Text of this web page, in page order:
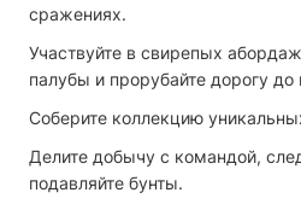
сражениях.
Участвуйте в свирепых
палубы и прорубайте дорогу до
Соберите коллекцию
Делите добычу с командой,
подавляйте бунты.